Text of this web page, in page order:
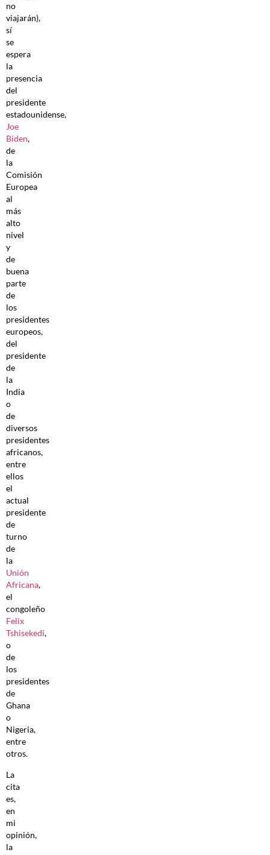
no
viajarán),
sí
se
espera
la
presencia
del
presidente
estadounidense,
Joe
Biden,
de
la
Comisión
Europea
al
más
alto
nivel
y
de
buena
parte
de
los
presidentes
europeos,
del
presidente
de
la
India
o
de
diversos
presidentes
africanos,
entre
ellos
el
actual
presidente
de
turno
de
la
Unión
Africana,
el
congoleño
Felix
Tshisekedi,
o
de
los
presidentes
de
Ghana
o
Nigeria,
entre
otros.
La
cita
es,
en
mi
opinión,
la